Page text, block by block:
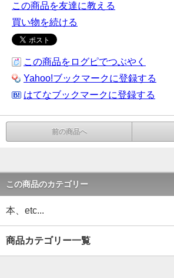
この商品を友達に教える
買い物を続ける
この商品をログピでつぶやく
Yahoo!ブックマークに登録する
はてなブックマークに登録する
前の商品へ
この商品のカテゴリー
本、etc...
商品カテゴリー一覧